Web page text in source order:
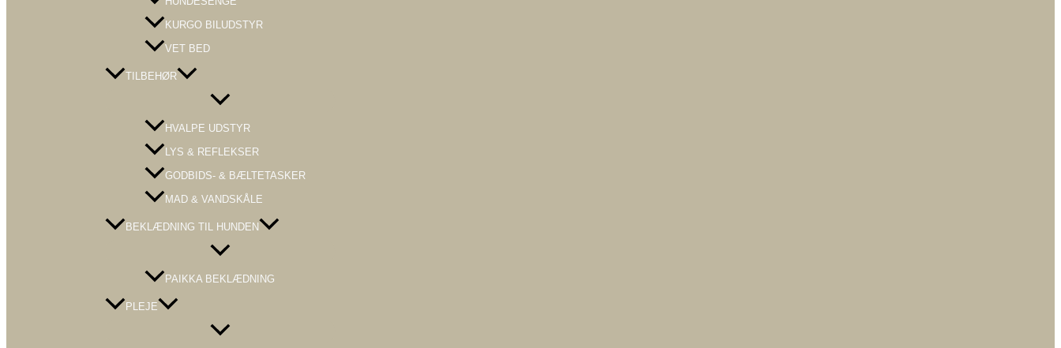
KURGO BILUDSTYR
VET BED
TILBEHØR
Menu
HVALPE UDSTYR
LYS & REFLEKSER
GODBIDS- & BÆLTETASKER
MAD & VANDSKÅLE
BEKLÆDNING TIL HUNDEN
Menu
PAIKKA BEKLÆDNING
PLEJE
Menu